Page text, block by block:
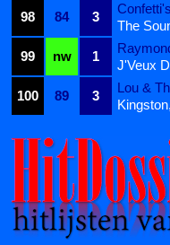
98
84 3
Confetti's
The
99
nw 1
J'Veux
100
89 3
Lou &